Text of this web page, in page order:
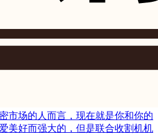
市场的人而言，现在就是你和你的
美好而强大的，但是联合收割机机